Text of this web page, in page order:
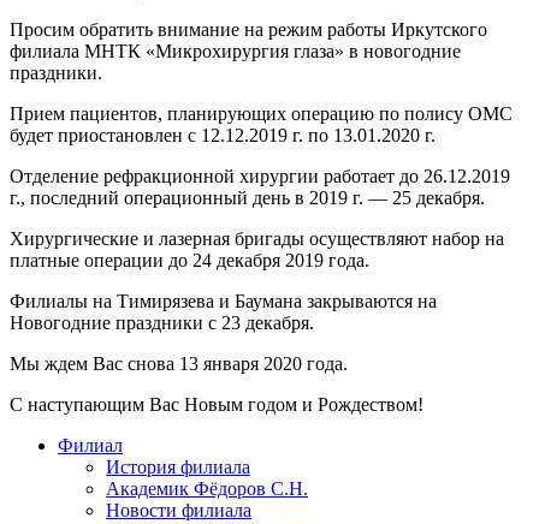
Просим обратить внимание на режим работы Иркутского
филиала МНТК «Микрохирургия глаза» в новогодние
праздники.
Прием пациентов, планирующих операцию по полису ОМС
будет приостановлен с 12.12.2019 г. по 13.01.2020 г.
Отделение рефракционной хирургии работает до 26.12.2019
г., последний операционный день в 2019 г. — 25 декабря.
Хирургические и лазерная бригады осуществляют набор на
платные операции до 24 декабря 2019 года.
Филиалы на Тимирязева и Баумана закрываются на
Новогодние праздники с 23 декабря.
Мы ждем Вас снова 13 января 2020 года.
С наступающим Вас Новым годом и Рождеством!
Филиал
История филиала
Академик Фёдоров С.Н.
Новости филиала